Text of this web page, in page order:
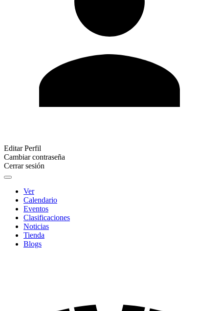
Editar Perfil
Cambiar contraseña
Cerrar sesión
Ver
Calendario
Eventos
Clasificaciones
Noticias
Tienda
Blogs